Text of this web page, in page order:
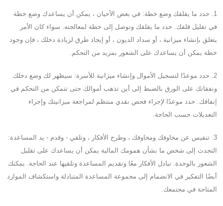
1. حدد ما يقلقك وضع خطة: في بعض الأحيان ، يمكن أن يساعدك وضع خطة
في تقليل قلقك. حدد ما يقلقك وتوصل إلى خطة لمعالجته. سواء كان الأمر
يتعلق بإنشاء ميزانية ، أو سداد الديون ، أو إيجاد طرق لزيادة دخلك ، فإن وجود
خطة يمكن أن يساعدك على الشعور بمزيد من التحكم.
2. حدد موعدًا لتسجيل الأموال وإنشاء ميزانية للأسرة: سيظهر لك وضع دخلك
ونفقاتك على الورق بالضبط إلى أين تذهب أموالك حتى تتمكن من التحكم في
إنفاقك. حدد موعدًا لإجراء فحص نقدي منتظم لمراجعة ميزانيتك وإجراء
التعديلات حسب الحاجة.
3. تنفيس عن مخاوفك ومخاوفك ، وطرح الأفكار ، وتلقي - وقدم - يد المساعدة:
التحدث إلى شخص ما بشأن همومك المالية يمكن أن يساعدك على تقليل
الشعور بالوحدة. تبادل الأفكار معًا وتقديم المساعدة وتلقيها عند الحاجة. يمكنك
أيضًا التفكير في الانضمام إلى مجموعة المساعدة المتبادلة واستكشاف الموارد
المتاحة في مجتمعك.